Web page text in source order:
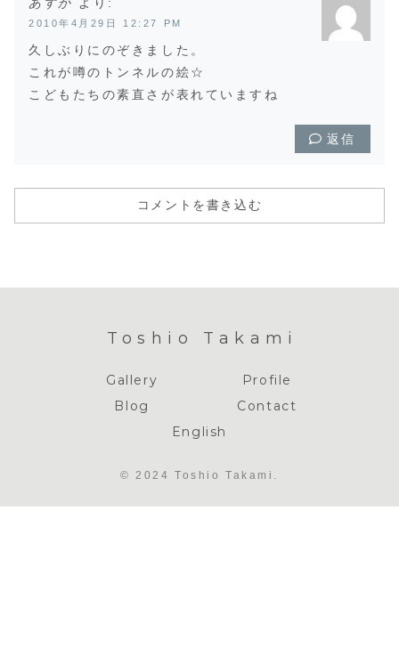
あすか より:
2010年4月29日 12:27 PM
久しぶりにのぞきました。
これが噂のトンネルの絵☆
こどもたちの素直さが表れていますね
返信
コメントを書き込む
Toshio Takami
Gallery
Profile
Blog
Contact
English
© 2024 Toshio Takami.